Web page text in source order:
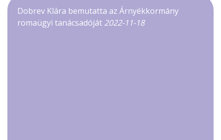
Dobrev Klára bemutatta az Árnyékkormány
romaügyi tanácsadóját 2022-11-18